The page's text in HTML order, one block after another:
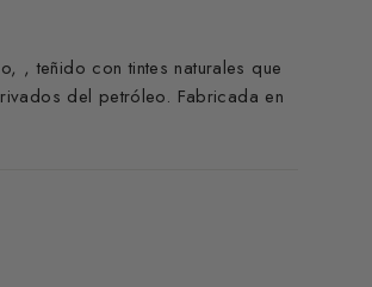
,teñido con tintes naturales que
del petróleo. Fabricada en